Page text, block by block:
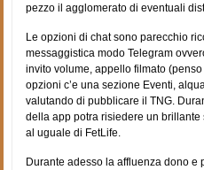
pezzo il agglomerato di eventuali
Le opzioni di chat sono parecchio
messaggistica modo Telegram
invito volume, appello filmato
opzioni c’e una sezione Eventi,
valutando di pubblicare il TNG.
della app potra risiedere un
al uguale di FetLife.
Durante adesso la affluenza dono e